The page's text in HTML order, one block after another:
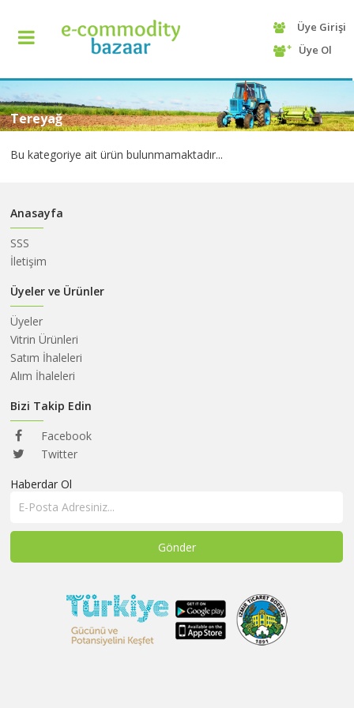
+90
425
13
70
ANASAYFA
KATEGORİ
HAKKIMIZDA
İHALELERİ
ALIM
İHALELERİ
ÜYELER
Üye Girişi
Üye Ol
Tereyağ
Bu kategoriye ait ürün bulunmamaktadır...
Anasayfa
SSS
İletişim
Üyeler ve Ürünler
Üyeler
Vitrin Ürünleri
Satım İhaleleri
Alım İhaleleri
Bizi Takip Edin
Facebook
Twitter
Haberdar Ol